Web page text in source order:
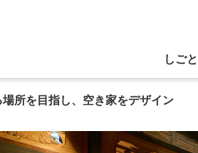
しごと
場所を目指し、空き家をデザイン